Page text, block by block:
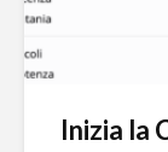
Inizia la